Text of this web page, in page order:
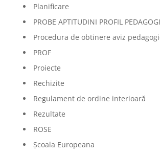
Planificare
PROBE APTITUDINI PROFIL
Procedura de obtinere aviz
PROF
Proiecte
Rechizite
Regulament de ordine interioară
Rezultate
ROSE
Școala Europeana